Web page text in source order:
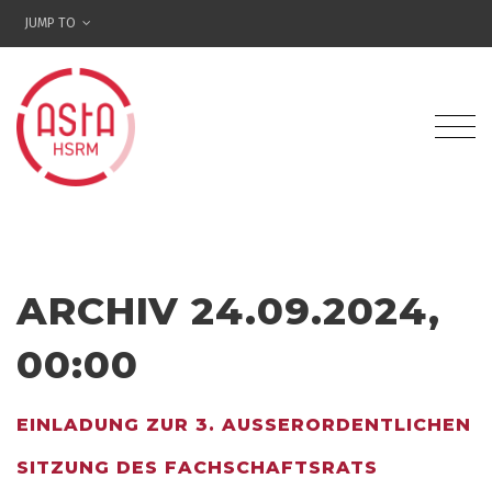
JUMP TO
ARCHIV 24.09.2024,
00:00
EINLADUNG ZUR 3. AUSSERORDENTLICHEN S
ITZUNG DES FACHSCHAFTSRATS S